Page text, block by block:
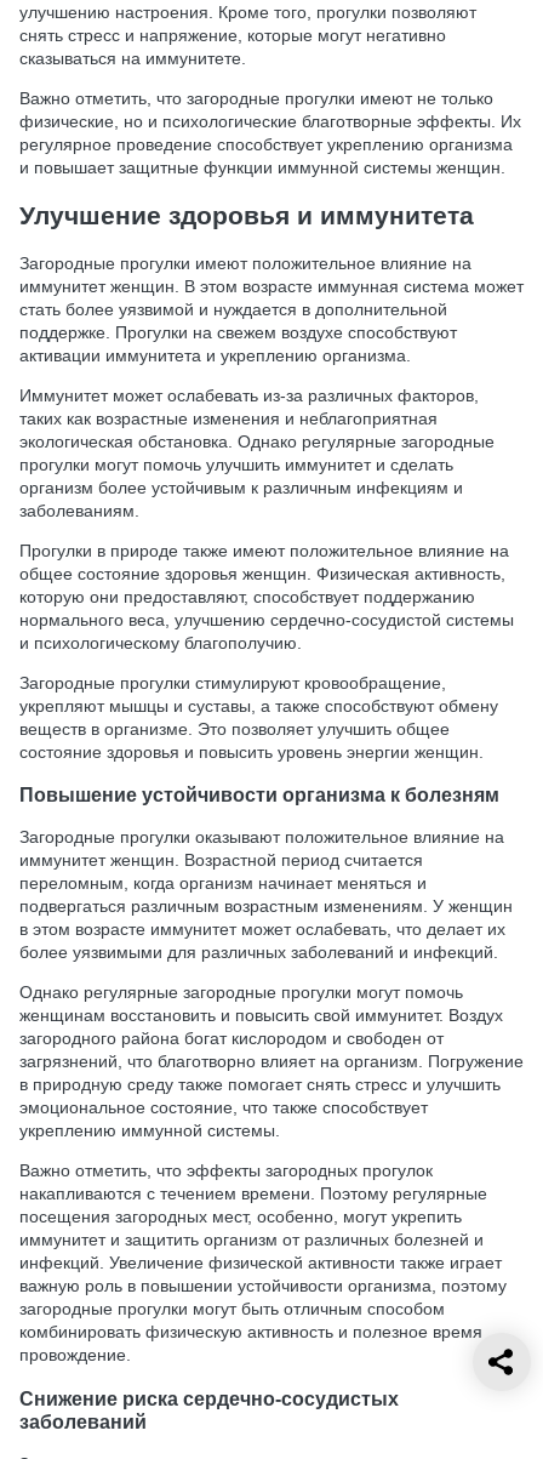
улучшению настроения. Кроме того, прогулки позволяют
снять стресс и напряжение, которые могут негативно
сказываться на иммунитете.
Важно отметить, что загородные прогулки имеют не только
физические, но и психологические благотворные эффекты. Их
регулярное проведение способствует укреплению организма
и повышает защитные функции иммунной системы женщин.
Улучшение здоровья и иммунитета
Загородные прогулки имеют положительное влияние на
иммунитет женщин. В этом возрасте иммунная система может
стать более уязвимой и нуждается в дополнительной
поддержке. Прогулки на свежем воздухе способствуют
активации иммунитета и укреплению организма.
Иммунитет может ослабевать из-за различных факторов,
таких как возрастные изменения и неблагоприятная
экологическая обстановка. Однако регулярные загородные
прогулки могут помочь улучшить иммунитет и сделать
организм более устойчивым к различным инфекциям и
заболеваниям.
Прогулки в природе также имеют положительное влияние на
общее состояние здоровья женщин. Физическая активность,
которую они предоставляют, способствует поддержанию
нормального веса, улучшению сердечно-сосудистой системы
и психологическому благополучию.
Загородные прогулки стимулируют кровообращение,
укрепляют мышцы и суставы, а также способствуют обмену
веществ в организме. Это позволяет улучшить общее
состояние здоровья и повысить уровень энергии женщин.
Повышение устойчивости организма к болезням
Загородные прогулки оказывают положительное влияние на
иммунитет женщин. Возрастной период считается
переломным, когда организм начинает меняться и
подвергаться различным возрастным изменениям. У женщин
в этом возрасте иммунитет может ослабевать, что делает их
более уязвимыми для различных заболеваний и инфекций.
Однако регулярные загородные прогулки могут помочь
женщинам восстановить и повысить свой иммунитет. Воздух
загородного района богат кислородом и свободен от
загрязнений, что благотворно влияет на организм. Погружение
в природную среду также помогает снять стресс и улучшить
эмоциональное состояние, что также способствует
укреплению иммунной системы.
Важно отметить, что эффекты загородных прогулок
накапливаются с течением времени. Поэтому регулярные
посещения загородных мест, особенно, могут укрепить
иммунитет и защитить организм от различных болезней и
инфекций. Увеличение физической активности также играет
важную роль в повышении устойчивости организма, поэтому
загородные прогулки могут быть отличным способом
комбинировать физическую активность и полезное время
провождение.
Снижение риска сердечно-сосудистых
заболеваний